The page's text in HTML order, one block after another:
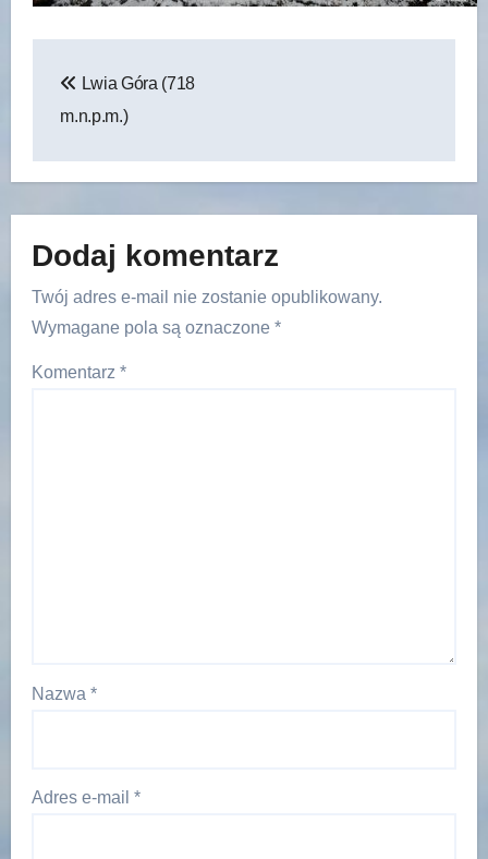
wpisu
Lwia Góra (718
m.n.p.m.)
Dodaj komentarz
Twój adres e-mail nie zostanie opublikowany.
Wymagane pola są oznaczone *
Komentarz *
Nazwa *
Adres e-mail *